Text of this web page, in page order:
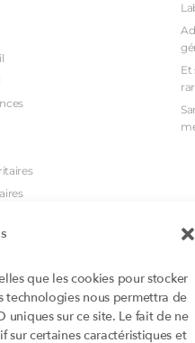
que les cookies pour stocker
technologies nous permettra de
sur ce site. Le fait de ne
sur certaines caractéristiques et
Et